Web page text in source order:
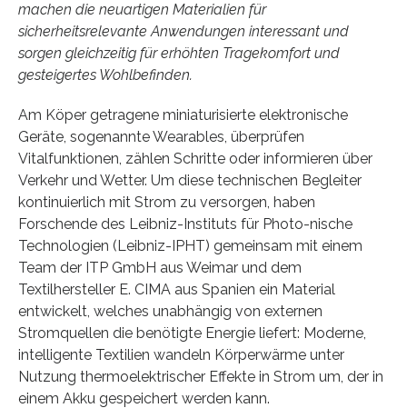
machen die neuartigen Materialien für
sicherheitsrelevante Anwendungen interessant und
sorgen gleichzeitig für erhöhten Tragekomfort und
gesteigertes Wohlbefinden.
Am Köper getragene miniaturisierte elektronische
Geräte, sogenannte Wearables, überprüfen
Vitalfunktionen, zählen Schritte oder informieren über
Verkehr und Wetter. Um diese technischen Begleiter
kontinuierlich mit Strom zu versorgen, haben
Forschende des Leibniz-Instituts für Photo-nische
Technologien (Leibniz-IPHT) gemeinsam mit einem
Team der ITP GmbH aus Weimar und dem
Textilhersteller E. CIMA aus Spanien ein Material
entwickelt, welches unabhängig von externen
Stromquellen die benötigte Energie liefert: Moderne,
intelligente Textilien wandeln Körperwärme unter
Nutzung thermoelektrischer Effekte in Strom um, der in
einem Akku gespeichert werden kann.